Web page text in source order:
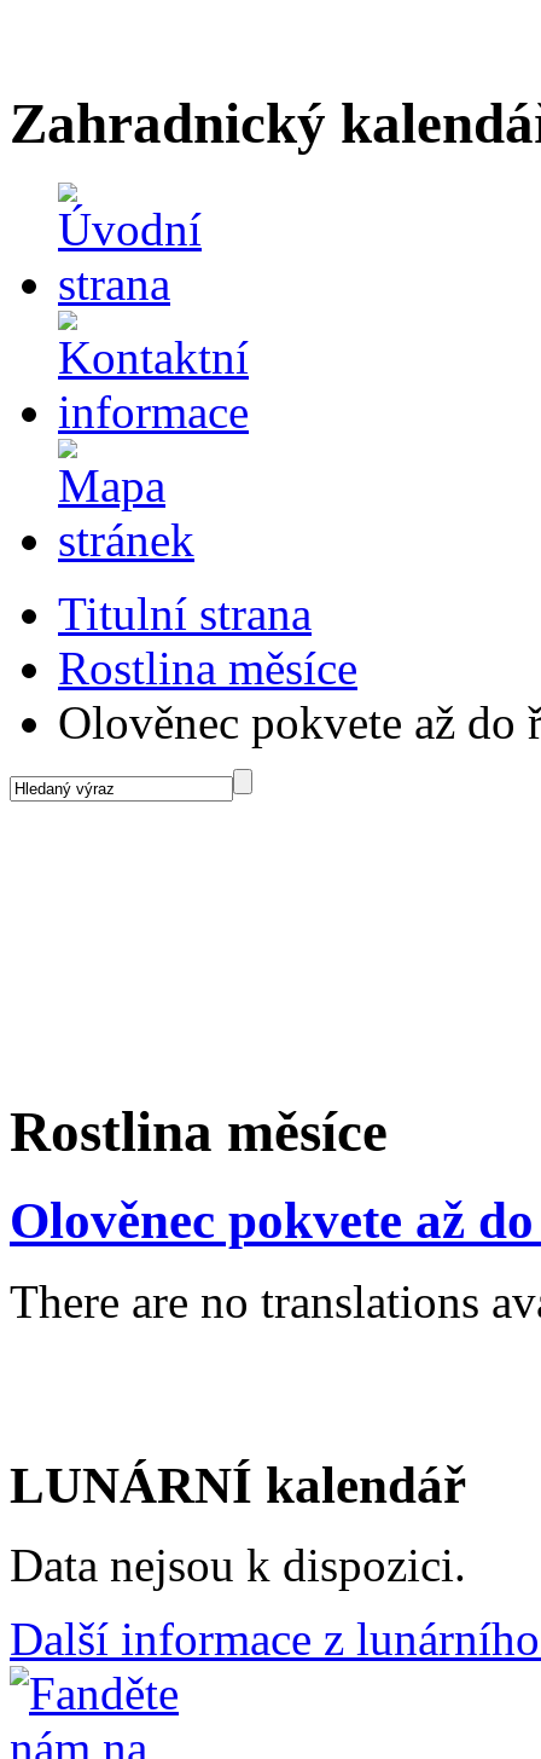
Zahradnický
Titulní strana
Rostlina měsíce
Olověnec pokvete až do
Rostlina měsíce
Olověnec pokvete až
There are no translations
LUNÁRNÍ kalendář
Data nejsou k dispozici.
Další informace z